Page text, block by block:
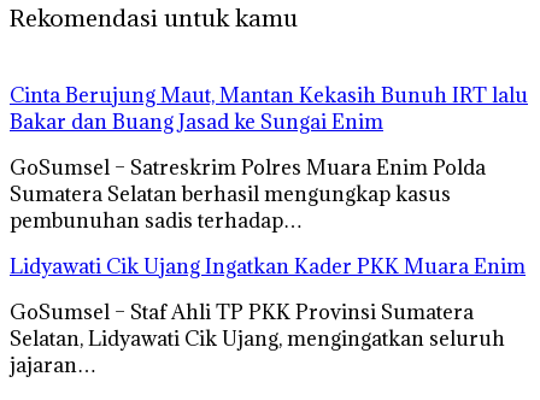
Rekomendasi untuk kamu
Cinta Berujung Maut, Mantan Kekasih Bunuh IRT lalu
Bakar dan Buang Jasad ke Sungai Enim
GoSumsel – Satreskrim Polres Muara Enim Polda
Sumatera Selatan berhasil mengungkap kasus
pembunuhan sadis terhadap…
Lidyawati Cik Ujang Ingatkan Kader PKK Muara Enim
GoSumsel – Staf Ahli TP PKK Provinsi Sumatera
Selatan, Lidyawati Cik Ujang, mengingatkan seluruh
jajaran…